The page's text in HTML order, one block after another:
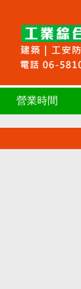
營業時間